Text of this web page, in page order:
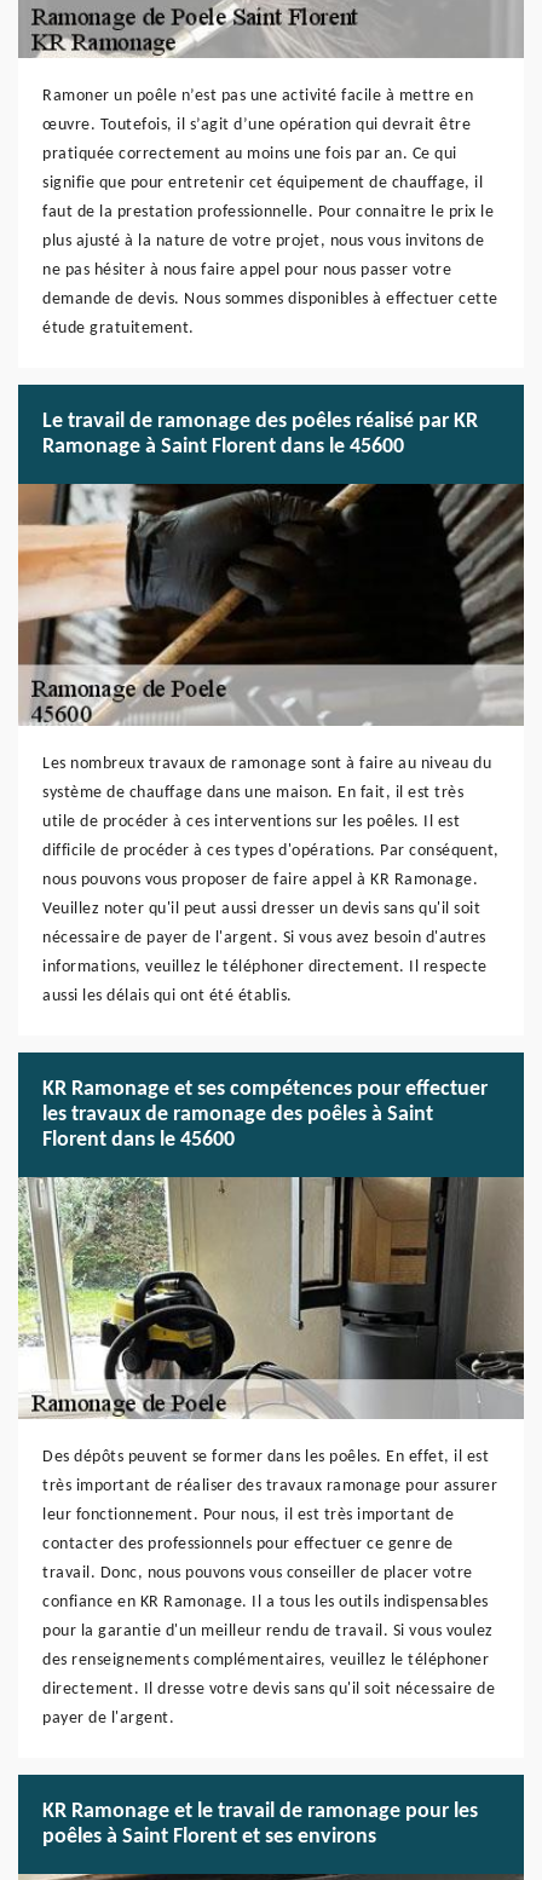
Ramoner un poêle n’est pas une activité facile à mettre en
œuvre. Toutefois, il s’agit d’une opération qui devrait être
pratiquée correctement au moins une fois par an. Ce qui
signifie que pour entretenir cet équipement de chauffage, il
faut de la prestation professionnelle. Pour connaitre le prix le
plus ajusté à la nature de votre projet, nous vous invitons de
ne pas hésiter à nous faire appel pour nous passer votre
demande de devis. Nous sommes disponibles à effectuer cette
étude gratuitement.
Le travail de ramonage des poêles réalisé par KR
Ramonage à Saint Florent dans le 45600
Les nombreux travaux de ramonage sont à faire au niveau du
système de chauffage dans une maison. En fait, il est très
utile de procéder à ces interventions sur les poêles. Il est
difficile de procéder à ces types d'opérations. Par conséquent,
nous pouvons vous proposer de faire appel à KR Ramonage.
Veuillez noter qu'il peut aussi dresser un devis sans qu'il soit
nécessaire de payer de l'argent. Si vous avez besoin d'autres
informations, veuillez le téléphoner directement. Il respecte
aussi les délais qui ont été établis.
KR Ramonage et ses compétences pour effectuer
les travaux de ramonage des poêles à Saint
Florent dans le 45600
Des dépôts peuvent se former dans les poêles. En effet, il est
très important de réaliser des travaux ramonage pour assurer
leur fonctionnement. Pour nous, il est très important de
contacter des professionnels pour effectuer ce genre de
travail. Donc, nous pouvons vous conseiller de placer votre
confiance en KR Ramonage. Il a tous les outils indispensables
pour la garantie d'un meilleur rendu de travail. Si vous voulez
des renseignements complémentaires, veuillez le téléphoner
directement. Il dresse votre devis sans qu'il soit nécessaire de
payer de l'argent.
KR Ramonage et le travail de ramonage pour les
poêles à Saint Florent et ses environs